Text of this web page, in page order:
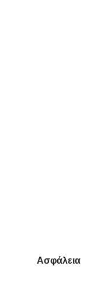
Ασφάλεια